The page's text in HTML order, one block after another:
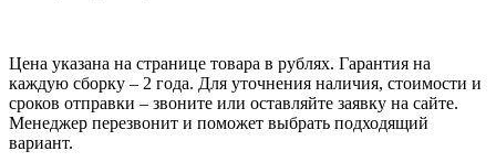
Цена указана на странице товара в рублях. Гарантия на
каждую сборку ‒ 2 года. Для уточнения наличия, стоимости и
сроков отправки ‒ звоните или оставляйте заявку на сайте.
Менеджер перезвонит и поможет выбрать подходящий
вариант.